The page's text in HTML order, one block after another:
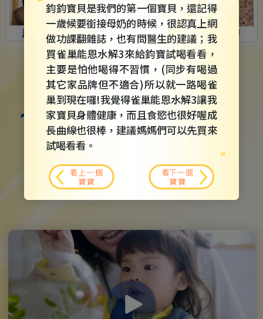
鈞鈞寶貝是我們的第一個寶貝，還記得
一歲候要銜接母奶的時候，很認真上網
做功課翻雜誌，也有問醫生的建議；我
買雀巢能恩水解3來給鈞寶試喝看看，
主要是怕他喝得不習慣，(同步有喝過
其它家品牌但不適合)所以就一路喝雀
巢到現在囉!我覺得雀巢能恩水解3讓我
家寶貝身體健康，而且食慾也很好喔成
長曲線也很棒，建議媽媽們可以先買來
試喝看看。
看上一個
寶寶
看下一個
寶寶
雀巢能恩水解成長配方
有效調整體質，讓寶寶健康快樂成長！